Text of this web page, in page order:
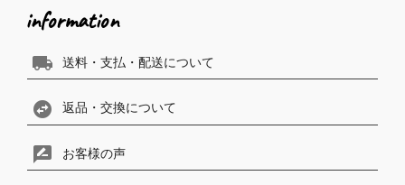
information
local_shipping 送料・支払・配送について
swap_horizontal_circle 返品・交換について
rate_review お客様の声